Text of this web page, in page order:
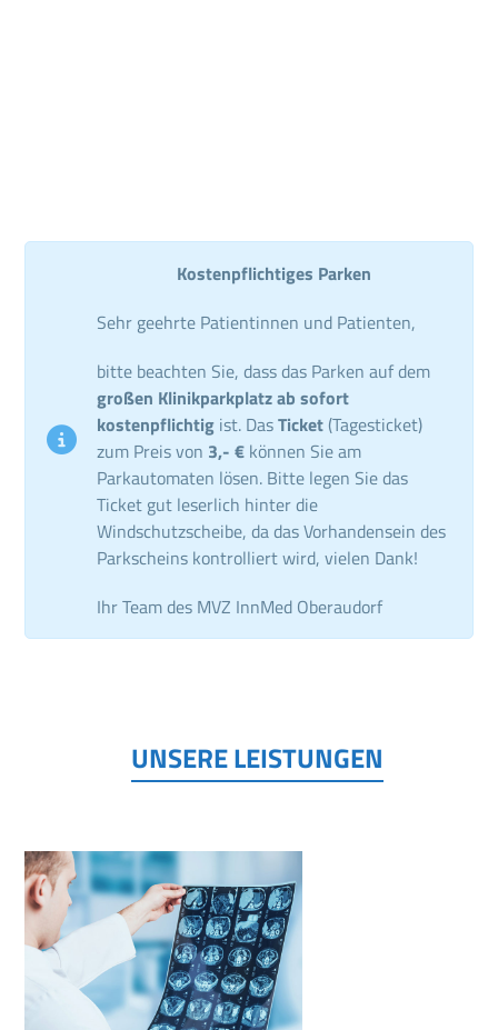
Kostenpflichtiges Parken
Sehr geehrte Patientinnen und Patienten,
bitte beachten Sie, dass das Parken auf dem
großen Klinikparkplatz ab sofort
kostenpflichtig ist. DasTicket (Tagesticket)
zum Preis von 3,- € können Sie am
Parkautomaten lösen. Bitte legen Sie das
Ticket gut leserlich hinter die
Windschutzscheibe, da das Vorhandensein des
Parkscheins kontrolliert wird, vielen Dank!
Ihr Team des MVZ InnMed Oberaudorf
UNSERE LEISTUNGEN